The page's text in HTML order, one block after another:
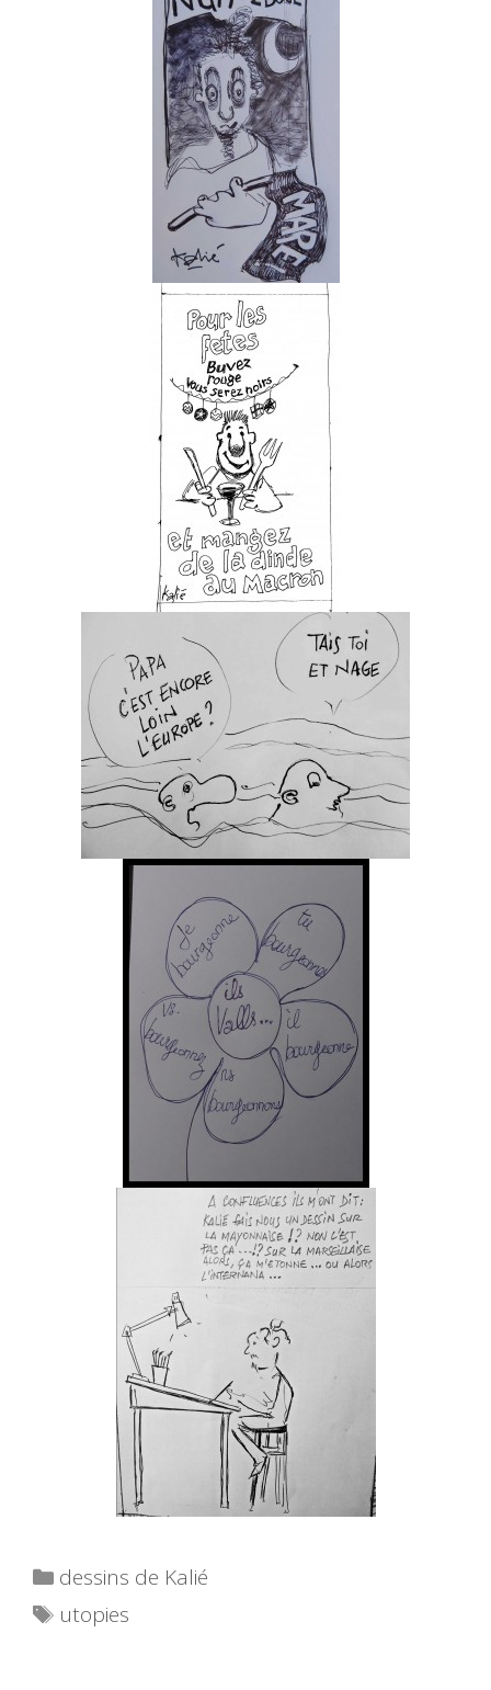
Catégories
dessins de Kalié
Étiquettes
utopies